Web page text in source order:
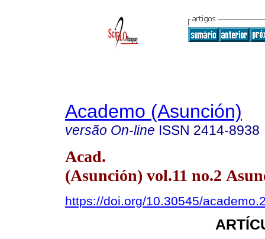
Academo (Asunción)
versão On-line ISSN 2414-8938
Acad.
(Asunción) vol.11 no.2
https://doi.org/10.30545/